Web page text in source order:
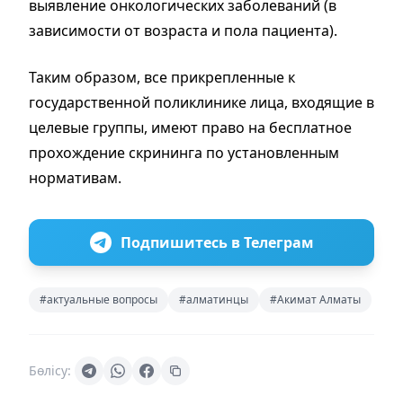
выявление онкологических заболеваний (в
зависимости от возраста и пола пациента).
Таким образом, все прикрепленные к
государственной поликлинике лица, входящие в
целевые группы, имеют право на бесплатное
прохождение скрининга по установленным
нормативам.
Подпишитесь в Телеграм
#актуальные вопросы #алматинцы #Акимат Алматы
Бөлісу: